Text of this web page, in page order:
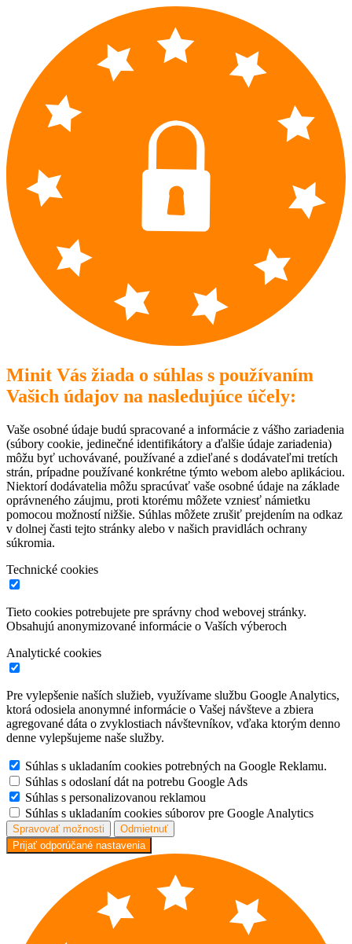
Minit Vás žiada o súhlas s používaním
Vašich údajov na nasledujúce účely:
Vaše osobné údaje budú spracované a informácie z vášho zariadenia
(súbory cookie, jedinečné identifikátory a ďalšie údaje zariadenia)
môžu byť uchovávané, používané a zdieľané s dodávateľmi tretích
strán, prípadne používané konkrétne týmto webom alebo aplikáciou.
Niektorí dodávatelia môžu spracúvať vaše osobné údaje na základe
oprávneného záujmu, proti ktorému môžete vzniesť námietku
pomocou možností nižšie. Súhlas môžete zrušiť prejdením na odkaz
v dolnej časti tejto stránky alebo v našich pravidlách ochrany
súkromia.
Technické cookies
Tieto cookies potrebujete pre správny chod webovej stránky.
Obsahujú anonymizované informácie o Vaších výberoch
Analytické cookies
Pre vylepšenie naších služieb, využívame službu Google Analytics,
ktorá odosiela anonymné informácie o Vašej návšteve a zbiera
agregované dáta o zvyklostiach návštevníkov, vďaka ktorým denno
denne vylepšujeme naše služby.
Súhlas s ukladaním cookies potrebných na Google Reklamu.
Súhlas s odoslaní dát na potrebu Google Ads
Súhlas s personalizovanou reklamou
Súhlas s ukladaním cookies súborov pre Google Analytics
Spravovať možnosti
Odmietnuť
Prijať odporúčané nastavenia